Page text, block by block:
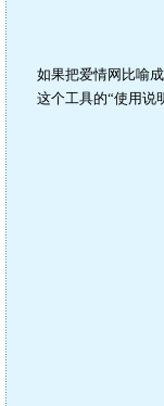
如果把爱情网比喻
这个工具的“使用说